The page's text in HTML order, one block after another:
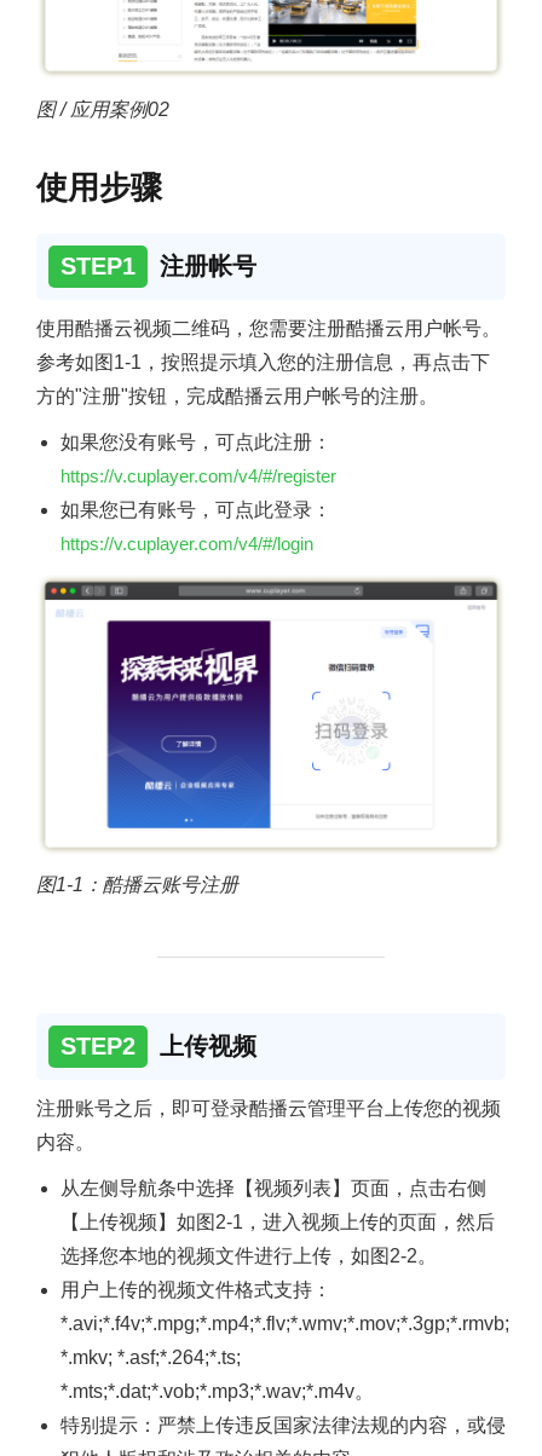
图 / 应用案例02
使用步骤
STEP1 注册帐号
使用酷播云视频二维码，您需要注册酷播云用户帐号。
参考如图1-1，按照提示填入您的注册信息，再点击下
方的"注册"按钮，完成酷播云用户帐号的注册。
如果您没有账号，可点此注册：
https://v.cuplayer.com/v4/#/register
如果您已有账号，可点此登录：
https://v.cuplayer.com/v4/#/login
图1-1：酷播云账号注册
STEP2 上传视频
注册账号之后，即可登录酷播云管理平台上传您的视频
内容。
从左侧导航条中选择【视频列表】页面，点击右侧
【上传视频】如图2-1，进入视频上传的页面，然后
选择您本地的视频文件进行上传，如图2-2。
用户上传的视频文件格式支持：
*.avi;*.f4v;*.mpg;*.mp4;*.flv;*.wmv;*.mov;*.3gp;*.rmvb;
*.mkv; *.asf;*.264;*.ts;
*.mts;*.dat;*.vob;*.mp3;*.wav;*.m4v。
特别提示：严禁上传违反国家法律法规的内容，或侵